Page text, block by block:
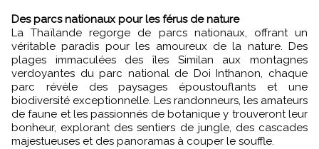
Des parcs nationaux pour les férus de nature
La Thaïlande regorge de parcs nationaux, offrant un
véritable paradis pour les amoureux de la nature. Des
plages immaculées des îles Similan aux montagnes
verdoyantes du parc national de Doi Inthanon, chaque
parc révèle des paysages époustouflants et une
biodiversité exceptionnelle. Les randonneurs, les amateurs
de faune et les passionnés de botanique y trouveront leur
bonheur, explorant des sentiers de jungle, des cascades
majestueuses et des panoramas à couper le souffle.